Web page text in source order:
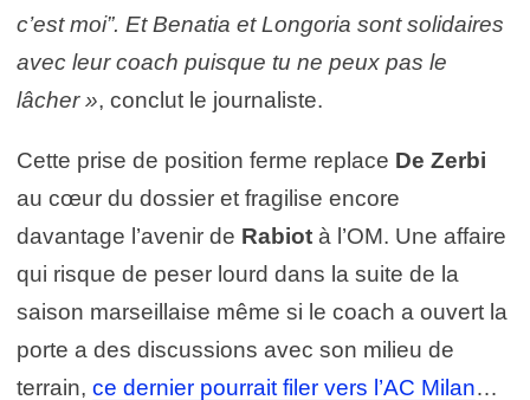
c’est moi”. Et Benatia et Longoria sont solidaires
avec leur coach puisque tu ne peux pas le
lâcher », conclut le journaliste.
Cette prise de position ferme replace De Zerbi
au cœur du dossier et fragilise encore
davantage l’avenir de Rabiot à l’OM. Une affaire
qui risque de peser lourd dans la suite de la
saison marseillaise même si le coach a ouvert la
porte a des discussions avec son milieu de
terrain, ce dernier pourrait filer vers l’AC Milan…